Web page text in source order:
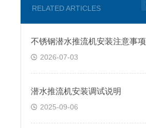
RELATED ARTICLES
不锈钢潜水推流机安装注意事项
2026-07-03
潜水推流机安装调试说明
2025-09-06